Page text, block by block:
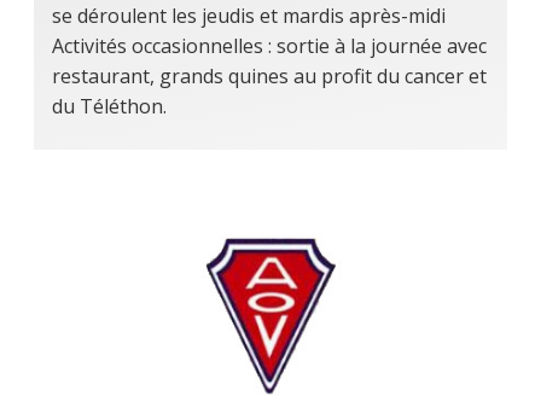
se déroulent les jeudis et mardis après-midi
Activités occasionnelles : sortie à la journée avec
restaurant, grands quines au profit du cancer et
du Téléthon.